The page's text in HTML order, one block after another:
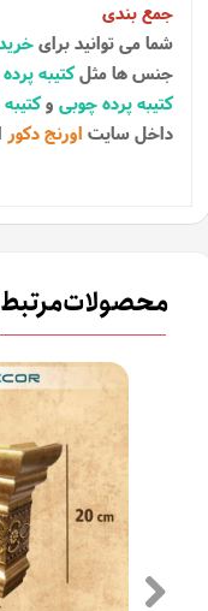
جمع بندی
شما می توانید برای
جنس ها مثلکتیبه
کتیبه پرده چوبی و
داخل سایت اورنج دکور
محصولات مرتبط